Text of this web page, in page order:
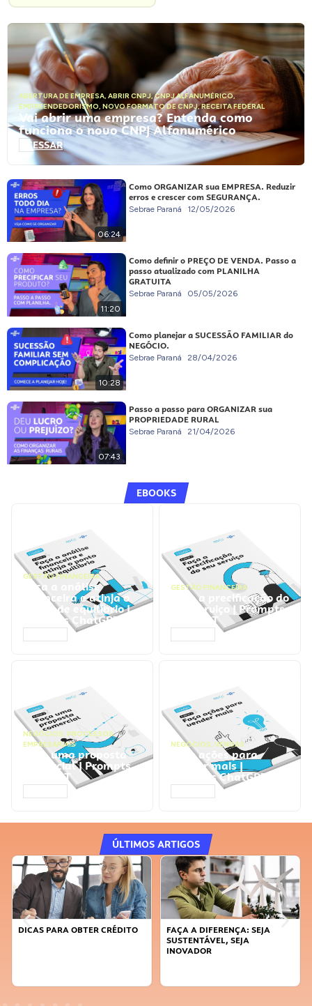
ABERTURA DE EMPRESA, ABRIR CNPJ,CNPJ ALFANUMÉRICO,
EMPREENDEDORISMO, NOVO FORMATO DE CNPJ,RECEITA FEDERAL
Vai abrir uma empresa? Entenda como
funciona o novo CNPJ Alfanumérico
ACESSAR
06:24
Como ORGANIZAR sua EMPRESA. Reduzir
erros e crescer com SEGURANÇA.
Sebrae Paraná 12/05/2026
11:20
Como definir o PREÇO DE VENDA. Passo a
passo atualizado com PLANILHA
GRATUITA
Sebrae Paraná 05/05/2026
10:28
Como planejar a SUCESSÃO FAMILIAR do
NEGÓCIO.
Sebrae Paraná 28/04/2026
07:43
Passo a passo para ORGANIZAR sua
PROPRIEDADE RURAL
Sebrae Paraná 21/04/2026
EBOOKS
GESTÃO FINANCEIRA
Faça a análise
financeira e atinja o
ponto de equilíbrio |
Prompts ChatGPT
GESTÃO FINANCEIRA
Faça a precificação do
seu serviço | Prompts
ChatGPT
NEGÓCIOS, PROCESSOS
EMPRESARIAIS
Faça uma proposta
comercial | Prompts
ChatGPT
NEGÓCIOS, VENDAS
Faça ações para
vender mais |
Prompts ChatGPT
ÚLTIMOS ARTIGOS
DICAS PARA OBTER CRÉDITO
FAÇA A DIFERENÇA: SEJA
SUSTENTÁVEL, SEJA
INOVADOR